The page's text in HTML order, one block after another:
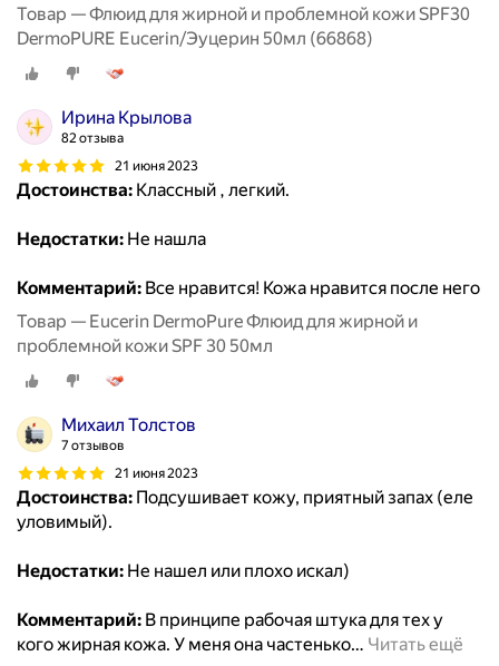
Товар — Флюид для жирной и проблемной кожи SPF30
DermoPURE Eucerin/Эуцерин 50мл (66868)
Ирина Крылова
82 отзыва
21 июня 2023
Достоинства: Классный , легкий.
Недостатки: Не нашла
Комментарий: Все нравится! Кожа нравится после него
Товар — Eucerin DermoPure Флюид для жирной и
проблемной кожи SPF 30 50мл
Михаил Толстов
7 отзывов
21 июня 2023
Достоинства: Подсушивает кожу, приятный запах (еле
уловимый).
Недостатки: Не нашел или плохо искал)
Комментарий: В принципе рабочая штука для тех у
кого жирная кожа. У меня она частенько… Читать ещё